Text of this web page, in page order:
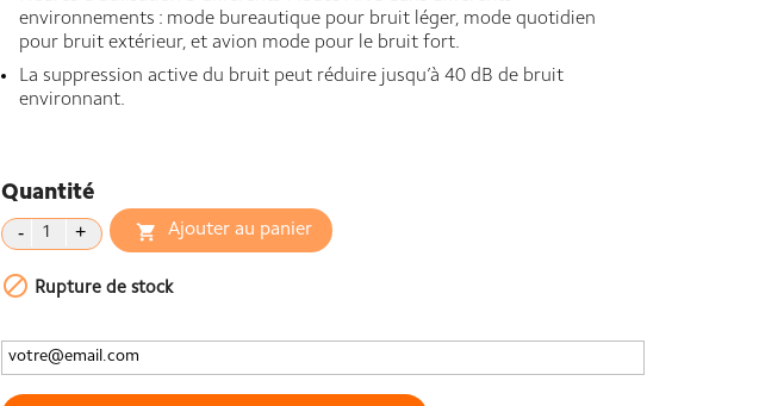
environnements : mode bureautique pour bruit léger, mode quotidien
pour bruit extérieur, et avion mode pour le bruit fort.
La suppression active du bruit peut réduire jusqu’à 40 dB de bruit
environnant.
Quantité
 Ajouter au panier
 Rupture de stock